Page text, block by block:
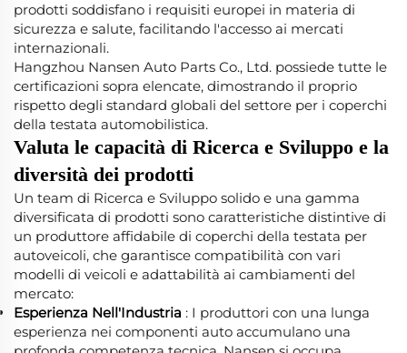
prodotti soddisfano i requisiti europei in materia di
sicurezza e salute, facilitando l'accesso ai mercati
internazionali.
Hangzhou Nansen Auto Parts Co., Ltd. possiede tutte le
certificazioni sopra elencate, dimostrando il proprio
rispetto degli standard globali del settore per i coperchi
della testata automobilistica.
Valuta le capacità di Ricerca e Sviluppo e la
diversità dei prodotti
Un team di Ricerca e Sviluppo solido e una gamma
diversificata di prodotti sono caratteristiche distintive di
un produttore affidabile di coperchi della testata per
autoveicoli, che garantisce compatibilità con vari
modelli di veicoli e adattabilità ai cambiamenti del
mercato:
Esperienza Nell'Industria : I produttori con una lunga
esperienza nei componenti auto accumulano una